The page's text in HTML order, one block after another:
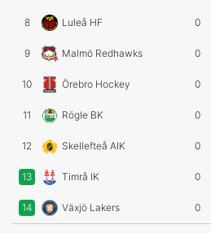
8 Luleå HF 0
9 Malmö Redhawks 0
10 Örebro Hockey 0
11 Rögle BK 0
12 Skellefteå AIK 0
13 Timrå IK 0
14 Växjö Lakers 0